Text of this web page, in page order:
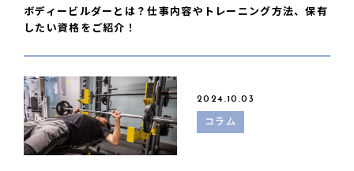
ボディービルダーとは？仕事内容やトレーニング方法、保有
したい資格をご紹介！
2024.10.03
コラム